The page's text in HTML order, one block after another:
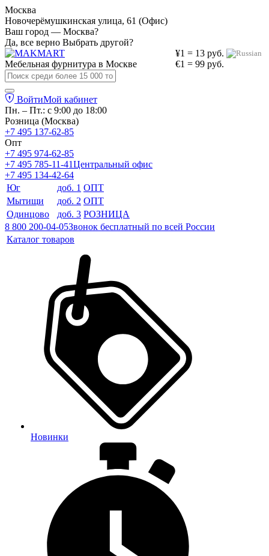
Москва
Новочерёмушкинская улица, 61 (Офис)
Ваш город — Москва?
Да, все верно Выбрать другой?
¥1 = 13 руб.
€1 = 99 руб.
Мебельная фурнитура в Москве
ВойтиМой кабинет
Пн. – Пт.: с 9:00 до 18:00
Розница (Москва)
+7 495 137-62-85
Опт
+7 495 974-62-85
+7 495 785-11-41Центральный офис
+7 495 134-42-64
Юг
доб. 1 ОПТ
Мытищи
доб. 2 ОПТ
Одинцово
доб. 3 РОЗНИЦА
8 800 200-04-05Звонок бесплатный по всей России
Каталог товаров
Новинки